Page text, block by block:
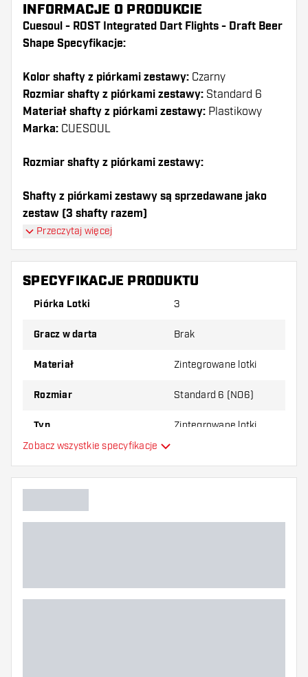
INFORMACJE O PRODUKCIE
Cuesoul - ROST Integrated Dart Flights - Draft Beer
Shape Specyfikacje:
Kolor shafty z piórkami zestawy: Czarny
Rozmiar shafty z piórkami zestawy: Standard 6
Materiał shafty z piórkami zestawy: Plastikowy
Marka: CUESOUL
Rozmiar shafty z piórkami zestawy:
Shafty z piórkami zestawy są sprzedawane jako
zestaw (3 shafty razem)
Dartshopper tip!
Upewnij się, że masz pod ręką dużo piórek i
złamane w wyniku użytkowania.
piórek, aby dowiedzieć się, który wariant
Przeczytaj więcej
SPECYFIKACJE PRODUKTU
Piórka Lotki 3
Gracz w darta Brak
Materiał Zintegrowane lotki
Rozmiar Standard 6 (NO6)
Typ Zintegrowane lotki
Główny kolor
Zobacz wszystkie specyfikacje